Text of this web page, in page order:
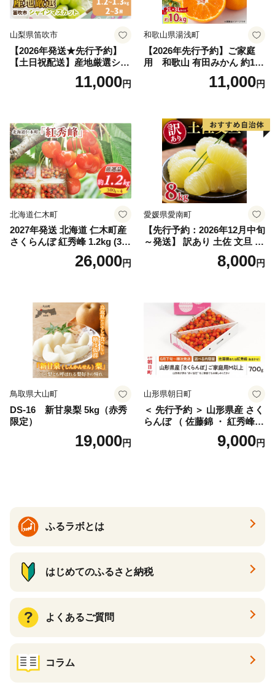
山梨県笛吹市
【2026年発送★先行予約】
【土日祝配送】産地厳選シャ
インマスカット1.2kg～1.3kg
（2房～3房）※沖縄・離島配
笛吹市 山梨県 フルーツ 果物
ぶどう 葡萄 大粒 シャインマ
スカット おすすめ シャイン
マスカット 贈答 ギフト 産地
笛吹市 シャインマスカット
笛吹 葡萄 国産 ぶどう 人気
国産 1.2kg 先行｜
11,000円
和歌山県湯浅町
【2026年先行予約】ご家庭
用 和歌山 有田みかん 約10k
g (2L、3Lサイズ)【湯浅町】
11,000円
北海道仁木町
2027年発送 北海道 仁木町産
さくらんぼ 紅秀峰 1.2kg (300
g×4パック) Lサイズ以上 旬
桜桃 産地直送 サクランボ チ
26,000円
愛媛県愛南町
【先行予約：2026年12月中旬
～発送】 訳あり 土佐 文旦 8k
g (Mサイズ以上サイズミック
ス) 8000円 わけあり ぶんた
産 農家直送 期間限定 特産品
サイズミックス くらもとフ
ァーム 愛南町 愛媛県
8,000円
鳥取県大山町
DS-16 新甘泉梨 5kg（赤秀
限定）
19,000円
山形県朝日町
＜ 先行予約 ＞ 山形県産 さく
らんぼ （ 佐藤錦 ・ 紅秀峰
） ご家庭用 M以上 700g 【20
26年6月下旬から7月上旬発
9,000円
ふるラボとは
はじめてのふるさと納税
よくあるご質問
コラム